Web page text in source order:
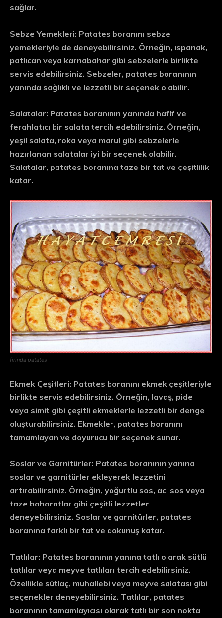
sağlar.
Sebze Yemekleri: Patates boranını sebze
yemekleriyle de deneyebilirsiniz. Örneğin, ıspanak,
patlıcan veya karnabahar gibi sebzelerle birlikte
servis edebilirsiniz. Sebzeler, patates boranının
yanında sağlıklı ve lezzetli bir seçenek olabilir.
Salatalar: Patates boranının yanında hafif ve
ferahlatıcı bir salata tercih edebilirsiniz. Örneğin,
yeşil salata, roka veya marul gibi sebzelerle
hazırlanan salatalar iyi bir seçenek olabilir.
Salatalar, patates boranına taze bir tat ve çeşitlilik
katar.
firinda patates
Ekmek Çeşitleri: Patates boranını ekmek çeşitleriyle
birlikte servis edebilirsiniz. Örneğin, lavaş, pide
veya simit gibi çeşitli ekmeklerle lezzetli bir denge
oluşturabilirsiniz. Ekmekler, patates boranını
tamamlayan ve doyurucu bir seçenek sunar.
Soslar ve Garnitürler: Patates boranının yanına
soslar ve garnitürler ekleyerek lezzetini
artırabilirsiniz. Örneğin, yoğurtlu sos, acı sos veya
taze baharatlar gibi çeşitli lezzetler
deneyebilirsiniz. Soslar ve garnitürler, patates
boranına farklı bir tat ve dokunuş katar.
Tatlılar: Patates boranının yanına tatlı olarak sütlü
tatlılar veya meyve tatlıları tercih edebilirsiniz.
Özellikle sütlaç, muhallebi veya meyve salatası gibi
seçenekler deneyebilirsiniz. Tatlılar, patates
boranının tamamlayıcısı olarak tatlı bir son nokta